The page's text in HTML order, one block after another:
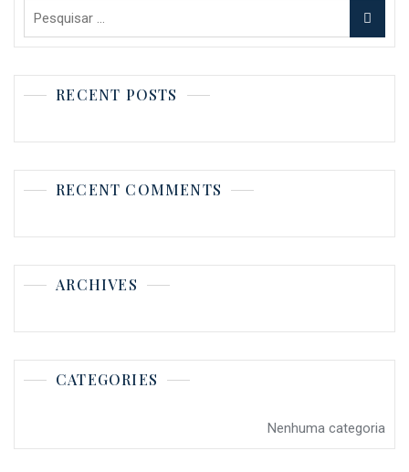
Pesquisar
RECENT POSTS
RECENT COMMENTS
ARCHIVES
CATEGORIES
Nenhuma categoria